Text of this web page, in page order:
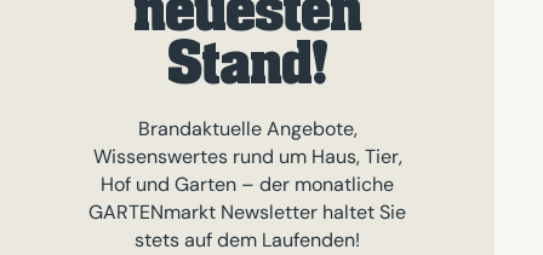
Stand!
Brandaktuelle Angebote,
Wissenswertes rund um Haus, Tier,
Hof und Garten – der monatliche
GARTENmarkt Newsletter haltet Sie
stets auf dem Laufenden!